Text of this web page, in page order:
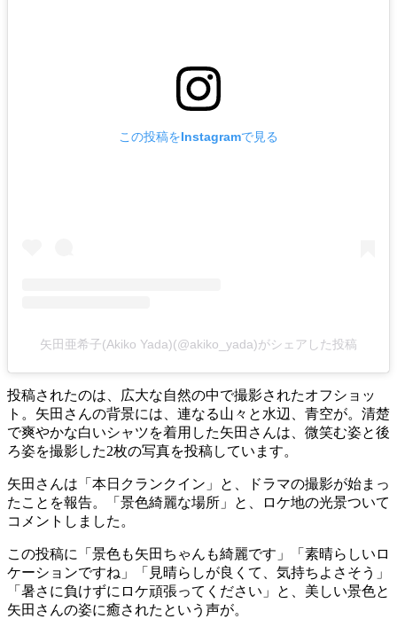
この投稿をInstagramで見る
矢田亜希子(Akiko Yada)(@akiko_yada)がシェアした投稿
投稿されたのは、広大な自然の中で撮影されたオフショッ
ト。矢田さんの背景には、連なる山々と水辺、青空が。清楚
で爽やかな白いシャツを着用した矢田さんは、微笑む姿と後
ろ姿を撮影した2枚の写真を投稿しています。
矢田さんは「本日クランクイン」と、ドラマの撮影が始まっ
たことを報告。「景色綺麗な場所」と、ロケ地の光景ついて
コメントしました。
この投稿に「景色も矢田ちゃんも綺麗です」「素晴らしいロ
ケーションですね」「見晴らしが良くて、気持ちよさそう」
「暑さに負けずにロケ頑張ってください」と、美しい景色と
矢田さんの姿に癒されたという声が。